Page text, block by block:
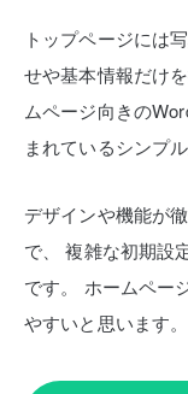
トップページには
せや基本情報だけ
ムページ向きの
まれているシンプ
デザインや機能が
で、
複雑な初期設
です。
ホームペー
やすいと思います。